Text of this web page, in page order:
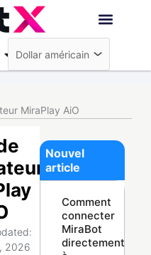
MiraPlay AiO
2026
Nouvel
article
Comment
connecter
MiraBot
directement